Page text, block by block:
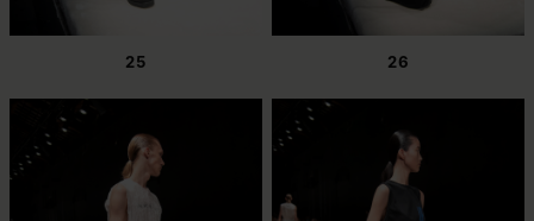
25 26